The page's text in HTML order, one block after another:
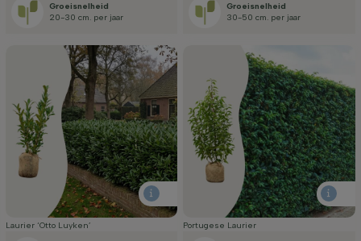
Groei­snelheid
20-30 cm. per jaar
Groei­snelheid
30-50 cm. per jaar
Laurier ‘Otto Luyken’ Portugese Laurier